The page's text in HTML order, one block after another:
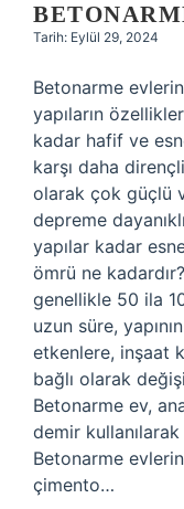
Tarih: Eylül 29, 2024
Betonarme
yapıların
kadar hafif ve
karşı daha
olarak çok güçlü
depreme
yapılar kadar
ömrü ne
genellikle 50 ila
uzun süre,
etkenlere, inşaat
bağlı olarak
Betonarme ev,
demir
Betonarme
çimento…